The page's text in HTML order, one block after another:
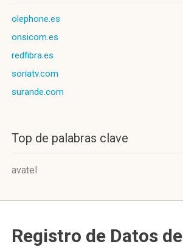
olephone.es
onsicom.es
redfibra.es
soriatv.com
surande.com
Top de palabras clave
avatel
Registro de Datos de